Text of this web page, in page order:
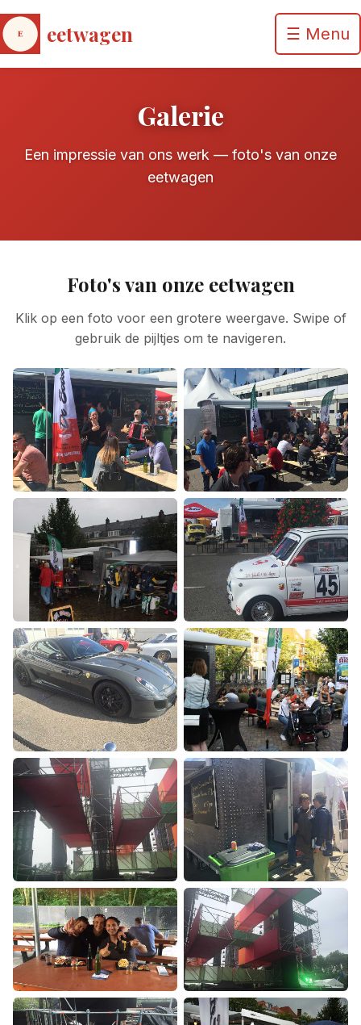
eetwagen ☰ Menu
Consument
Galerie
Contact
Galerie
Een impressie van ons werk — foto's van onze
eetwagen
Foto's van onze eetwagen
Klik op een foto voor een grotere weergave. Swipe of
gebruik de pijltjes om te navigeren.